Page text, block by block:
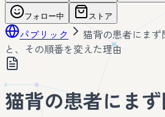
フォロー中 ストア
パブリック
猫背の患者にまず
と、その順番を変えた理由
猫背の患者にま